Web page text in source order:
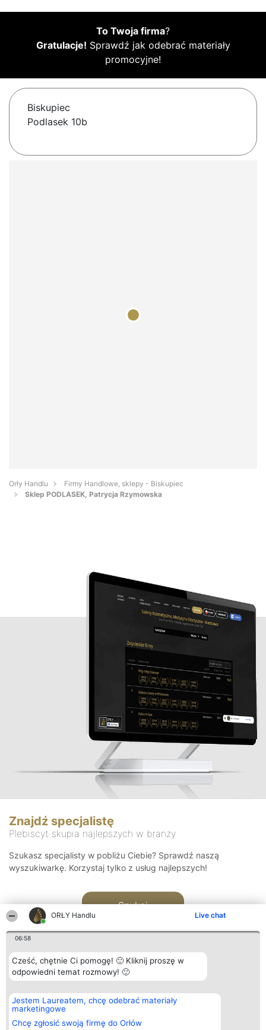
ORŁY Handlu Live chat
06:58
Cześć, chętnie Ci pomogę! 🙂 Kliknij proszę w
odpowiedni temat rozmowy! 🙂
Jestem Laureatem, chcę odebrać materiały
marketingowe
Chcę zgłosić swoją firmę do Orłów
To Twoja firma?
Gratulacje! Sprawdź jak odebrać materiały
promocyjne!
Biskupiec
Podlasek 10b
Orły Handlu
Firmy Handlowe, sklepy - Biskupiec
Sklep PODLASEK, Patrycja Rzymowska
Znajdź specjalistę
Plebiscyt skupia najlepszych w branży
Szukasz specjalisty w pobliżu Ciebie? Sprawdź naszą
wyszukiwarkę. Korzystaj tylko z usług najlepszych!
Szukaj
Organizator plebiscytu
Bright Side Solutions sp. z o.
o. sp. k.
ul. Ruska 22
Wrocław 50-079
Plebiscyt
Laureaci
wszystkich
Laureatów
Kontakt
Kontakt